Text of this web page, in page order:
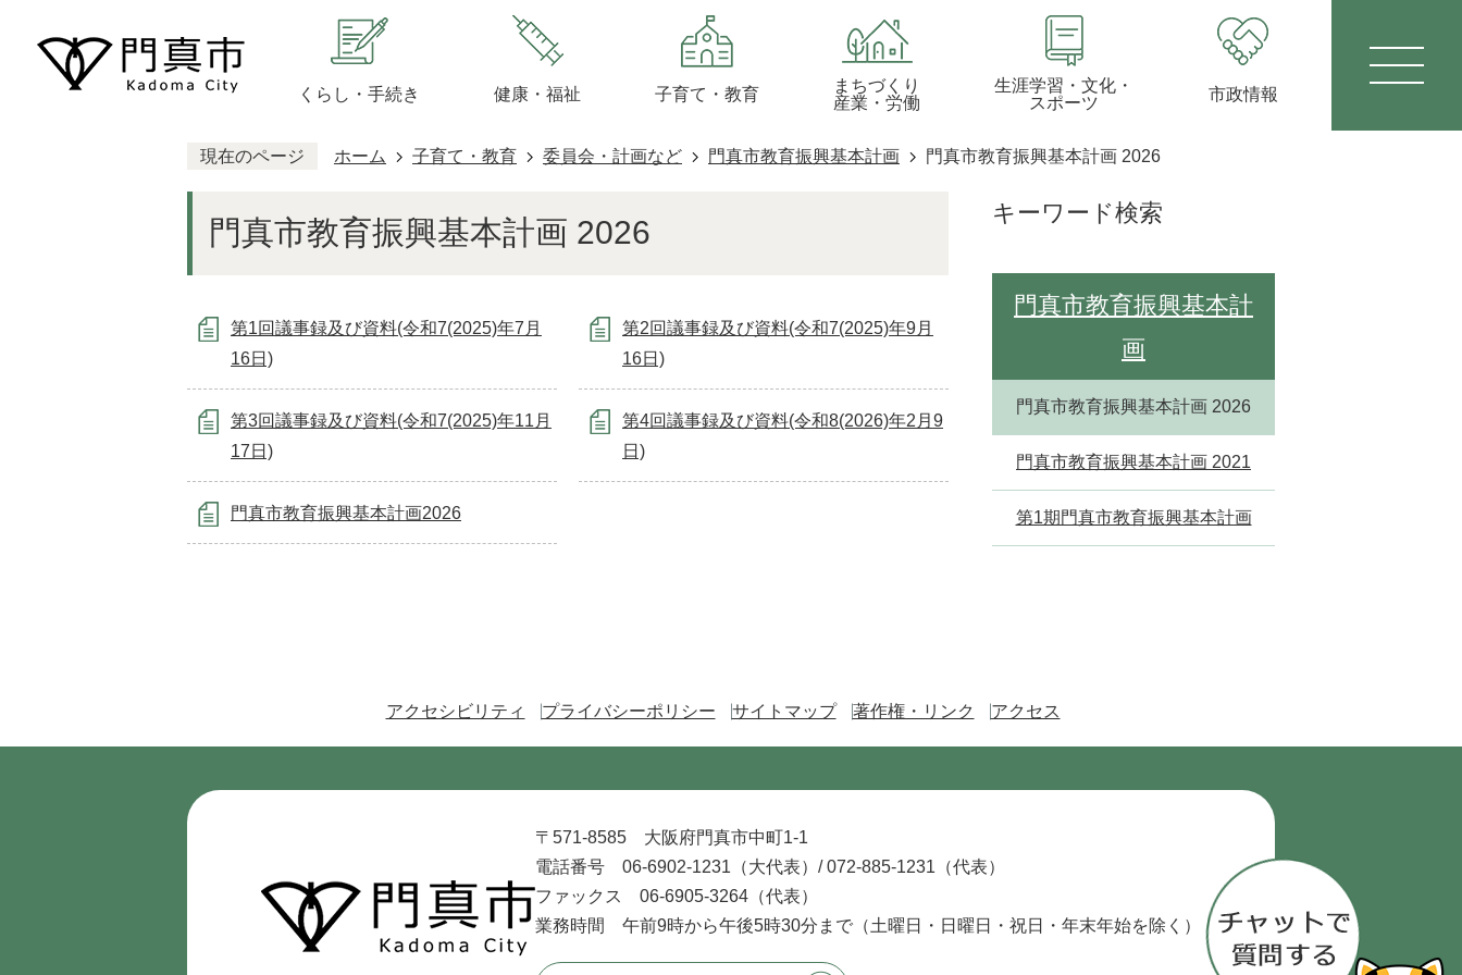
くらし・手続き 健康・福祉 子育て・教育
まちづくり
産業・労働
生涯学習・文化・
スポーツ
市政情報
現在のページ ホーム 子育て・教育 委員会・計画など 門真市教育振興基本計画 門真市教育振興基本計画 2026
門真市教育振興基本計画 2026
第1回議事録及び資料(令和7(2025)年7月
16日)
第2回議事録及び資料(令和7(2025)年9月
16日)
第3回議事録及び資料(令和7(2025)年11月
17日)
第4回議事録及び資料(令和8(2026)年2月9
日)
門真市教育振興基本計画2026
キーワード検索
門真市教育振興基本計
画
門真市教育振興基本計画 2026
門真市教育振興基本計画 2021
第1期門真市教育振興基本計画
アクセシビリティ プライバシーポリシー サイトマップ 著作権・リンク アクセス
門
〒571-8585 大阪府門真市中町1-1
電話番号 06-6902-1231（大代表）/072-885-1231（代表）
ファックス 06-6905-3264（代表）
業務時間 午前9時から午後5時30分まで （土曜日・日曜日・祝日・年末年始を除く）